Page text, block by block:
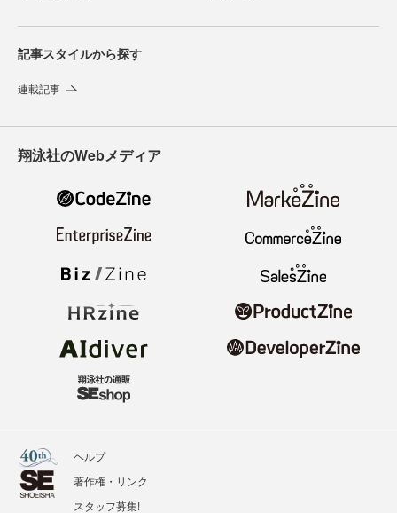
記事スタイルから探す
連載記事
翔泳社のWebメディア
ヘルプ
著作権・リンク
スタッフ募集!